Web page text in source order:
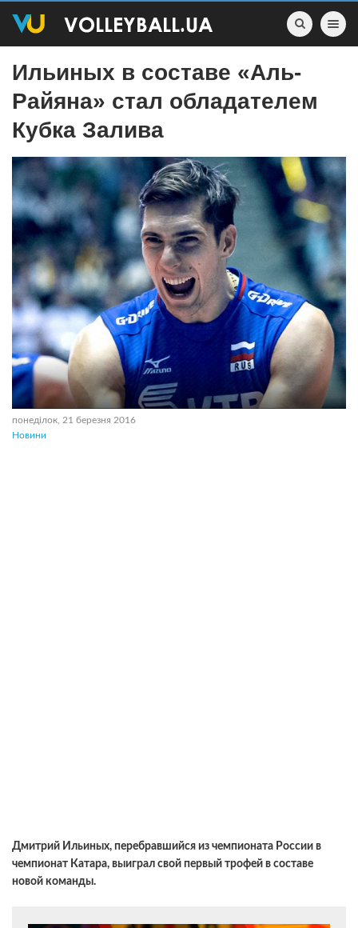
Toggle
Ильиных в составе «Аль-
Райяна» стал обладателем
Кубка Залива
понеділок, 21 березня 2016
Новини
Дмитрий Ильиных, перебравшийся из чемпионата России в
чемпионат Катара, выиграл свой первый трофей в составе
новой команды.